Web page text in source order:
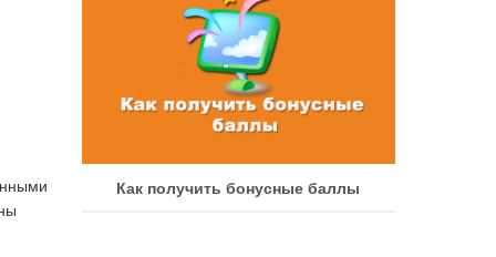
Как получить бонусные баллы